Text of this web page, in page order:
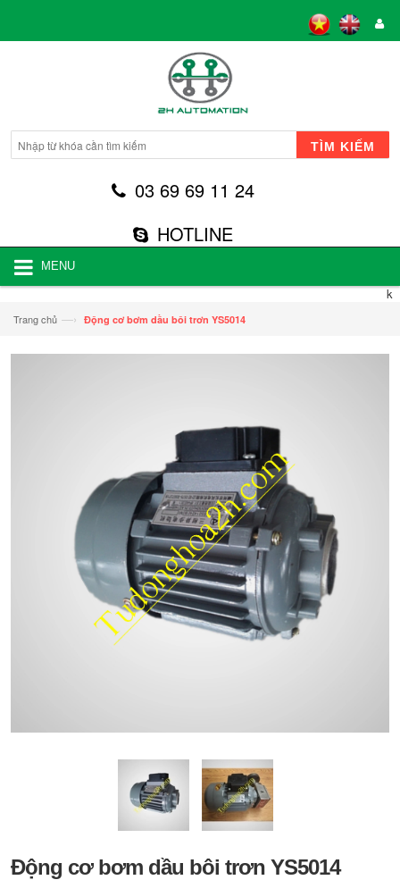
TÌM KIẾM
03 69 69 11 24
HOTLINE
MENU
k
Trang chủ —› Động cơ bơm dầu bôi trơn YS5014
Động cơ bơm dầu bôi trơn YS5014